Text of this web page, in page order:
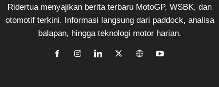
Ridertua menyajikan berita terbaru MotoGP, WSBK, dan
otomotif terkini. Informasi langsung dari paddock, analisa
balapan, hingga teknologi motor harian.